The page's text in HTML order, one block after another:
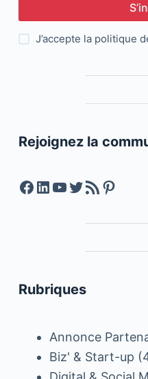
J’accepte la politique
Rejoignez la
Facebook
LinkedIn
YouTube
Twitter
Feed RSS
Rubriques
Annonce
Biz' & Start-up